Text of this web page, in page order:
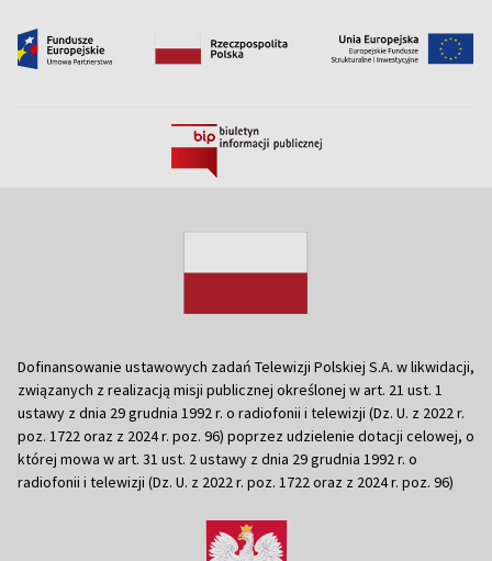
Dofinansowanie ustawowych zadań Telewizji Polskiej S.A. w likwidacji,
związanych z realizacją misji publicznej określonej w art. 21 ust. 1
ustawy z dnia 29 grudnia 1992 r. o radiofonii i telewizji (Dz. U. z 2022 r.
poz. 1722 oraz z 2024 r. poz. 96) poprzez udzielenie dotacji celowej, o
której mowa w art. 31 ust. 2 ustawy z dnia 29 grudnia 1992 r. o
radiofonii i telewizji (Dz. U. z 2022 r. poz. 1722 oraz z 2024 r. poz. 96)